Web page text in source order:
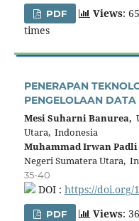
PDF Views:
times
PENERAPAN
PENGELOLAAN
Mesi Suharni Banurea,
Utara, Indonesia
Muhammad Irwan
Negeri Sumatera Utara,
35-40
DOI : https://doi.org/
PDF Views: